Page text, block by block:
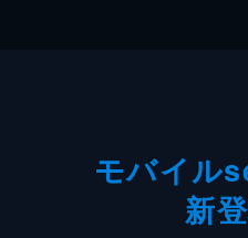
モバイル
新